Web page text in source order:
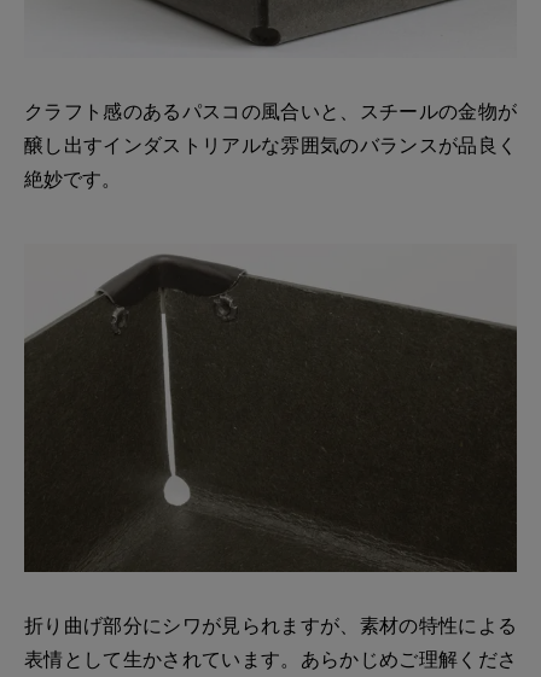
クラフト感のあるパスコの風合いと、スチールの金物が
醸し出すインダストリアルな雰囲気のバランスが品良く
絶妙です。
折り曲げ部分にシワが見られますが、素材の特性による
表情として生かされています。あらかじめご理解くださ